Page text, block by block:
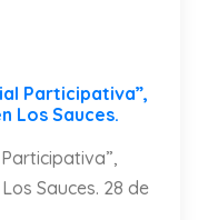
Participativa”,
Los Sauces.
Sauces. 28 de